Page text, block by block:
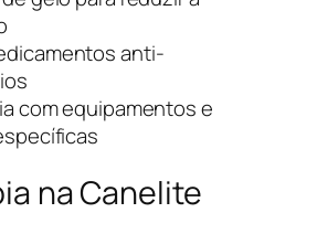
anti-
com equipamentos e
na Canelite